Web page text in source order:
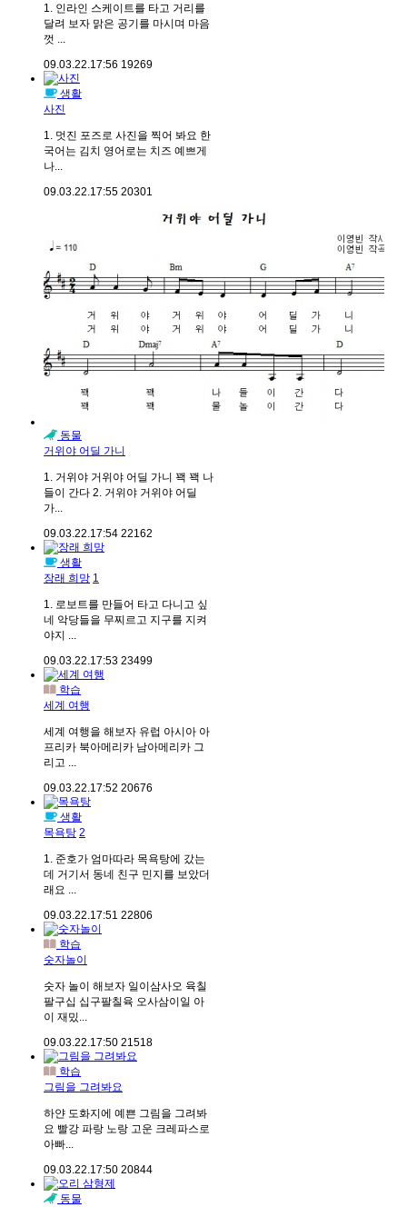
1. 인라인 스케이트를 타고 거리를
달려 보자 맑은 공기를 마시며 마음
껏 ...
09.03.22.17:56 19269
생활
사진
1. 멋진 포즈로 사진을 찍어 봐요 한
국어는 김치 영어로는 치즈 예쁘게
나...
09.03.22.17:55 20301
동물
거위야 어딜 가니
1. 거위야 거위야 어딜 가니 꽥 꽥 나
들이 간다 2. 거위야 거위야 어딜
가...
09.03.22.17:54 22162
생활
장래 희망 1
1. 로보트를 만들어 타고 다니고 싶
네 악당들을 무찌르고 지구를 지켜
야지 ...
09.03.22.17:53 23499
학습
세계 여행
세계 여행을 해보자 유럽 아시아 아
프리카 북아메리카 남아메리카 그
리고 ...
09.03.22.17:52 20676
생활
목욕탕 2
1. 준호가 엄마따라 목욕탕에 갔는
데 거기서 동네 친구 민지를 보았더
래요 ...
09.03.22.17:51 22806
학습
숫자놀이
숫자 놀이 해보자 일이삼사오 육칠
팔구십 십구팔칠육 오사삼이일 아
이 재밌...
09.03.22.17:50 21518
학습
그림을 그려봐요
하얀 도화지에 예쁜 그림을 그려봐
요 빨강 파랑 노랑 고운 크레파스로
아빠...
09.03.22.17:50 20844
동물